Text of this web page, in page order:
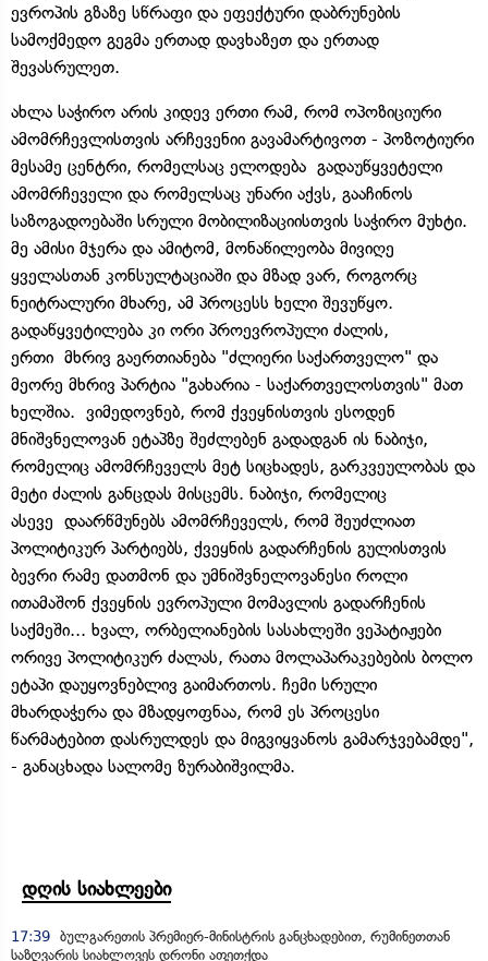
ევროპის გზაზე სწრაფი და ეფექტური დაბრუნების
სამოქმედო გეგმა ერთად დავხაზეთ და ერთად
შევასრულეთ.
ახლა საჭირო არის კიდევ ერთი რამ, რომ ოპოზიციური
ამომრჩევლისთვის არჩევენიი გავამარტივოთ - პოზოტიური
მესამე ცენტრი, რომელსაც ელოდება გადაუწყვეტელი
ამომრჩეველი და რომელსაც უნარი აქვს, გააჩინოს
საზოგადოებაში სრული მობილიზაციისთვის საჭირო მუხტი.
მე ამისი მჯერა და ამიტომ, მონაწილეობა მივიღე
ყველასთან კონსულტაციაში და მზად ვარ, როგორც
ნეიტრალური მხარე, ამ პროცესს ხელი შევუწყო.
გადაწყვეტილება კი ორი პროევროპული ძალის,
ერთი მხრივ გაერთიანება "ძლიერი საქართველო" და
მეორე მხრივ პარტია "გახარია - საქართველოსთვის" მათ
ხელშია. ვიმედოვნებ, რომ ქვეყნისთვის ესოდენ
მნიშვნელოვან ეტაპზე შეძლებენ გადადგან ის ნაბიჯი,
რომელიც ამომრჩეველს მეტ სიცხადეს, გარკვეულობას და
მეტი ძალის განცდას მისცემს. ნაბიჯი, რომელიც
ასევე დაარწმუნებს ამომრჩეველს, რომ შეუძლიათ
პოლიტიკურ პარტიებს, ქვეყნის გადარჩენის გულისთვის
ბევრი რამე დათმონ და უმნიშვნელოვანესი როლი
ითამაშონ ქვეყნის ევროპული მომავლის გადარჩენის
საქმეში... ხვალ, ორბელიანების სასახლეში ვეპატიჟები
ორივე პოლიტიკურ ძალას, რათა მოლაპარაკებების ბოლო
ეტაპი დაუყოვნებლივ გაიმართოს. ჩემი სრული
მხარდაჭერა და მზადყოფნაა, რომ ეს პროცესი
წარმატებით დასრულდეს და მიგვიყვანოს გამარჯვებამდე",
- განაცხადა სალომე ზურაბიშვილმა.
დღის სიახლეები
17:39 ბულგარეთის პრემიერ-მინისტრის განცხადებით, რუმინეთთან
საზღვარის სიახლოვეს დრონი აფეთქდა